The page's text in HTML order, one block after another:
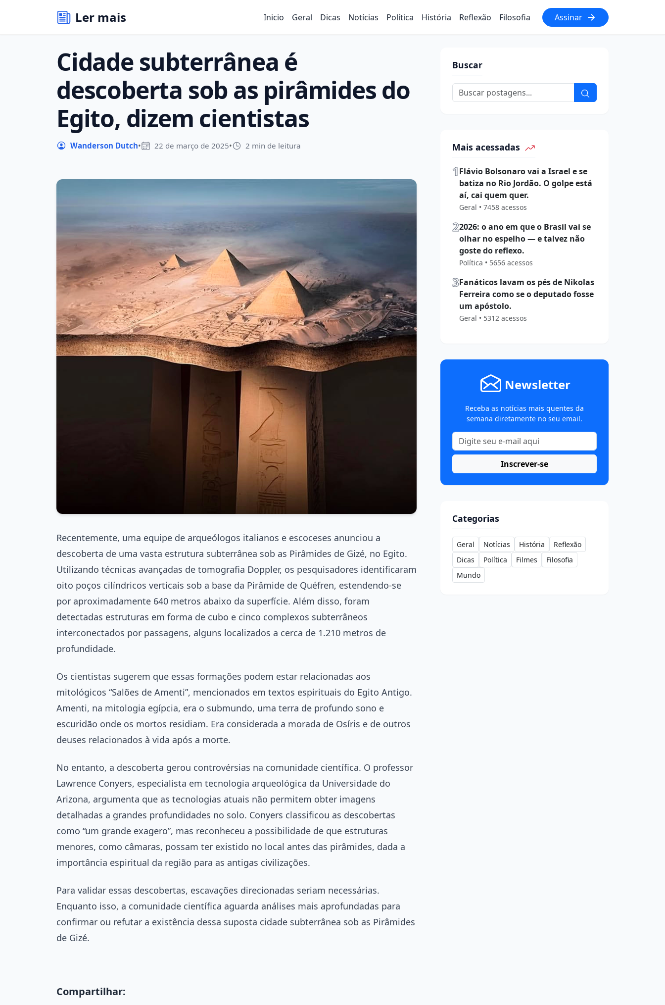
Ler mais Inicio Geral Dicas Notícias Política História Reflexão Filosofia Assinar
Cidade subterrânea é
descoberta sob as pirâmides do
Egito, dizem cientistas
Wanderson Dutch• 22 de março de 2025• 2 min de leitura
Recentemente, uma equipe de arqueólogos italianos e escoceses anunciou a
descoberta de uma vasta estrutura subterrânea sob as Pirâmides de Gizé, no Egito.
Utilizando técnicas avançadas de tomografia Doppler, os pesquisadores identificaram
oito poços cilíndricos verticais sob a base da Pirâmide de Quéfren, estendendo-se
por aproximadamente 640 metros abaixo da superfície. Além disso, foram
detectadas estruturas em forma de cubo e cinco complexos subterrâneos
interconectados por passagens, alguns localizados a cerca de 1.210 metros de
profundidade.
Os cientistas sugerem que essas formações podem estar relacionadas aos
mitológicos “Salões de Amenti”, mencionados em textos espirituais do Egito Antigo.
Amenti, na mitologia egípcia, era o submundo, uma terra de profundo sono e
escuridão onde os mortos residiam. Era considerada a morada de Osíris e de outros
deuses relacionados à vida após a morte.
No entanto, a descoberta gerou controvérsias na comunidade científica. O professor
Lawrence Conyers, especialista em tecnologia arqueológica da Universidade do
Arizona, argumenta que as tecnologias atuais não permitem obter imagens
detalhadas a grandes profundidades no solo. Conyers classificou as descobertas
como “um grande exagero”, mas reconheceu a possibilidade de que estruturas
menores, como câmaras, possam ter existido no local antes das pirâmides, dada a
importância espiritual da região para as antigas civilizações.
Para validar essas descobertas, escavações direcionadas seriam necessárias.
Enquanto isso, a comunidade científica aguarda análises mais aprofundadas para
confirmar ou refutar a existência dessa suposta cidade subterrânea sob as Pirâmides
de Gizé.
Compartilhar:
Buscar
Mais acessadas
1Flávio Bolsonaro vai a Israel e se
batiza no Rio Jordão. O golpe está
aí, cai quem quer.
Geral • 7458 acessos
22026: o ano em que o Brasil vai se
olhar no espelho — e talvez não
goste do reflexo.
Política • 5656 acessos
3Fanáticos lavam os pés de Nikolas
Ferreira como se o deputado fosse
um apóstolo.
Geral • 5312 acessos
Newsletter
Receba as notícias mais quentes da
semana diretamente no seu email.
Inscrever-se
Categorias
Geral Notícias História
Reflexão
Dicas
Política Filmes
Filosofia
Mundo